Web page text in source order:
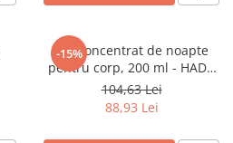
-15%
Ser concentrat de noapte
pentru corp, 200 ml - HADA
LABO TOKYO
104,63 Lei
88,93 Lei